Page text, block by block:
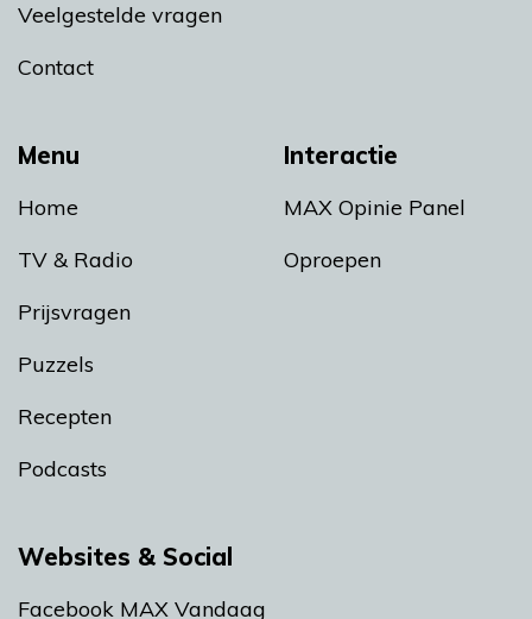
Menu
Home
TV & Radio
Prijsvragen
Puzzels
Recepten
Podcasts
Interactie
MAX Opinie Panel
Oproepen
Veelgestelde vragen
Contact
Websites & Social
Facebook MAX Vandaag